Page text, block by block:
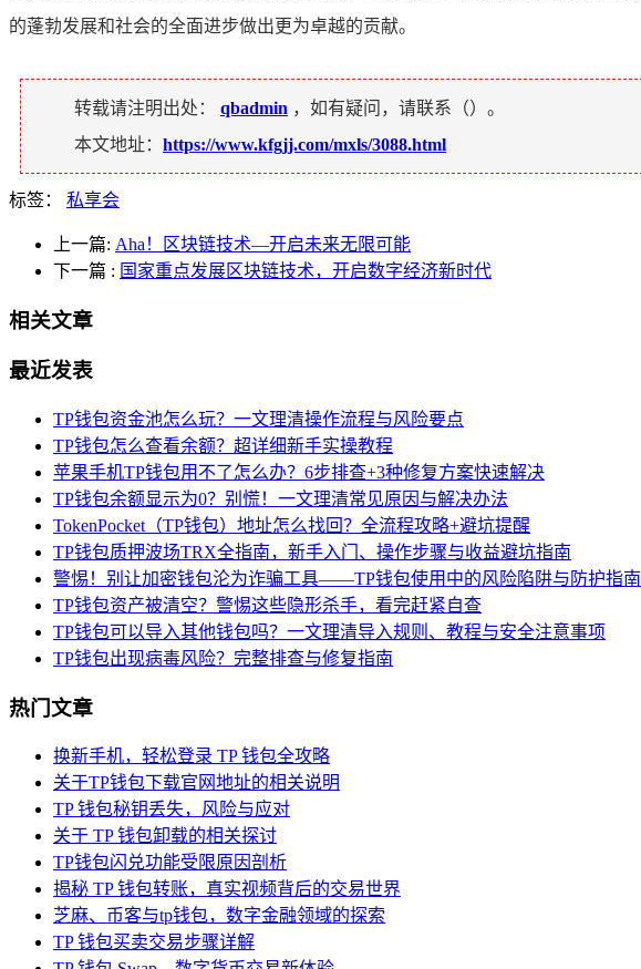
的蓬勃发展和社会的全面进步做出更为卓越的贡献。
转载请注明出处： qbadmin ，如有疑问，请联系（）。
本文地址： https://www.kfgjj.com/mxls/3088.html
标签： 私享会
上一篇: Aha！区块链技术—开启未来无限可能
下一篇 : 国家重点发展区块链技术，开启数字经济新时代
相关文章
最近发表
TP钱包资金池怎么玩？一文理清操作流程与风险要点
TP钱包怎么查看余额？超详细新手实操教程
苹果手机TP钱包用不了怎么办？6步排查+3种修复方案快速解决
TP钱包余额显示为0？别慌！一文理清常见原因与解决办法
TokenPocket（TP钱包）地址怎么找回？全流程攻略+避坑提醒
TP钱包质押波场TRX全指南，新手入门、操作步骤与收益避坑指南
警惕！别让加密钱包沦为诈骗工具——TP钱包使用中的风险陷阱与防护指南
TP钱包资产被清空？警惕这些隐形杀手，看完赶紧自查
TP钱包可以导入其他钱包吗？一文理清导入规则、教程与安全注意事项
TP钱包出现病毒风险？完整排查与修复指南
热门文章
换新手机，轻松登录 TP 钱包全攻略
关于TP钱包下载官网地址的相关说明
TP 钱包秘钥丢失，风险与应对
关于 TP 钱包卸载的相关探讨
TP钱包闪兑功能受限原因剖析
揭秘 TP 钱包转账，真实视频背后的交易世界
芝麻、币客与tp钱包，数字金融领域的探索
TP 钱包买卖交易步骤详解